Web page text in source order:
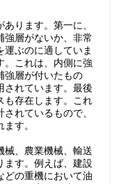
ります。第一に、
強層がないか、非常
運ぶのに適していま
。これは、内側に強
強層が付いたもの
されています。最後
も存在します。これ
れているもので、
す。
械、農業機械、輸送
ます。例えば、建設
どの重機において油